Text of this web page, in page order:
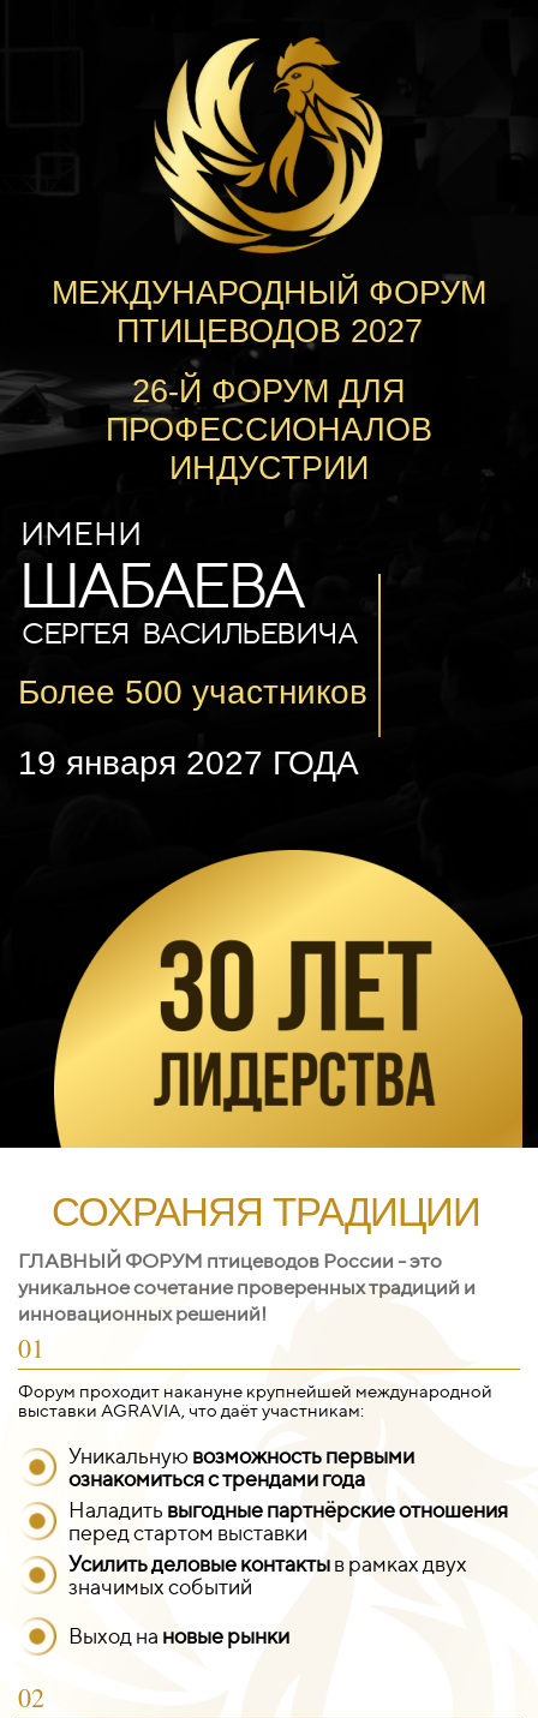
МЕЖДУНАРОДНЫЙ ФОРУМ
ПТИЦЕВОДОВ 2027
26-Й ФОРУМ ДЛЯ
ПРОФЕССИОНАЛОВ
ИНДУСТРИИ
ИМЕНИ
ШАБАЕВА
СЕРГЕЯ ВАСИЛЬЕВИЧА
Более 500 участников
19 января 2027 ГОДА
СОХРАНЯЯ ТРАДИЦИИ
ГЛАВНЫЙ ФОРУМ птицеводов России - это
уникальное сочетание проверенных традиций и
инновационных решений!
01
Форум проходит накануне крупнейшей международной
выставки AGRAVIA, что даёт участникам:
Уникальнуювозможность первыми
ознакомиться с трендами года
Наладить выгодные партнёрские отношения
перед стартом выставки
Усилить деловые контактыв рамках двух
значимых событий
Выход на новые рынки
02